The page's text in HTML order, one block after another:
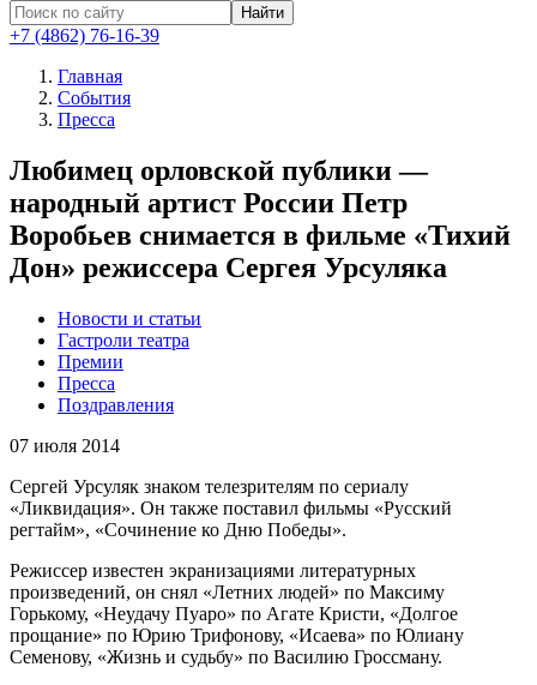
Найти
+7 (4862) 76-16-39
Главная
События
Пресса
Любимец орловской публики —
народный артист России Петр
Воробьев снимается в фильме «Тихий
Дон» режиссера Сергея Урсуляка
Новости и статьи
Гастроли театра
Премии
Пресса
Поздравления
07 июля 2014
Сергей Урсуляк знаком телезрителям по сериалу
«Ликвидация». Он также поставил фильмы «Русский
регтайм», «Сочинение ко Дню Победы».
Режиссер известен экранизациями литературных
произведений, он снял «Летних людей» по Максиму
Горькому, «Неудачу Пуаро» по Агате Кристи, «Долгое
прощание» по Юрию Трифонову, «Исаева» по Юлиану
Семенову, «Жизнь и судьбу» по Василию Гроссману.